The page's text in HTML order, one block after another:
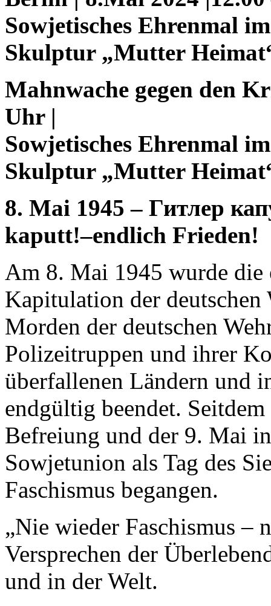
Sowjetisches Ehrenmal
Skulptur „Mutter
Mahnwache gegen den
Uhr |
Sowjetisches Ehrenmal
Skulptur „Mutter
8. Mai 1945 – Гитлер
kaputt!–endlich Frieden!
Am 8. Mai 1945 wurde die
Kapitulation der deutschen
Morden der deutschen
Polizeitruppen und ihrer
überfallenen Ländern und
endgültig beendet.
Befreiung und der 9. Mai
Sowjetunion als Tag des
Faschismus begangen.
„Nie wieder Faschismus –
Versprechen der
und in der Welt.